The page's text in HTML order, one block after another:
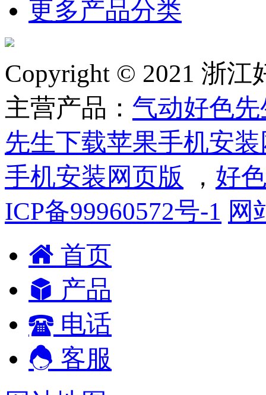
更多产品分类
Copyright © 2021 浙
主营产品： 气动好色
先生下载苹果手机安
手机安装网页版
， 好
ICP备99960572号-1 网
首页
产品
电话
客服